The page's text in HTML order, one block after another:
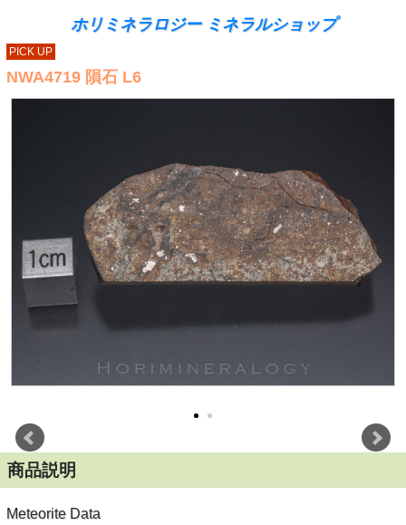
ホリミネラロジー ミネラルショップ
PICK UP
NWA4719 隕石 L6
商品説明
Meteorite Data